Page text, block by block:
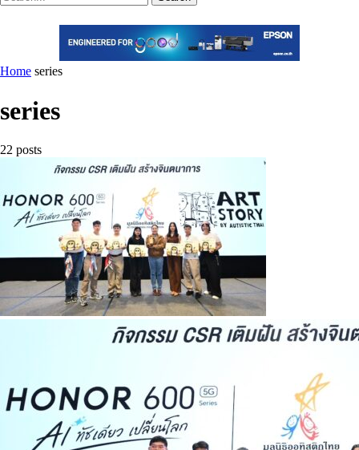
Home series
series
22 posts